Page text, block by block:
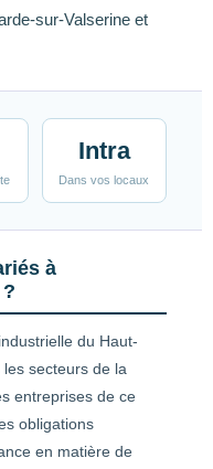
sur-Valserine et
Intra
Dans vos locaux
à
du Haut-
secteurs de la
entreprises de ce
obligations
en matière de